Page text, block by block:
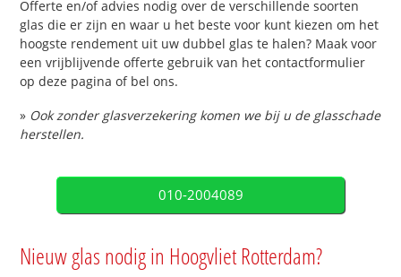
Offerte en/of advies nodig over de verschillende soorten
glas die er zijn en waar u het beste voor kunt kiezen om het
hoogste rendement uit uw dubbel glas te halen? Maak voor
een vrijblijvende offerte gebruik van het contactformulier
op deze pagina of bel ons.
» Ook zonder glasverzekering komen we bij u de glasschade
herstellen.
010-2004089
Nieuw glas nodig in Hoogvliet Rotterdam?